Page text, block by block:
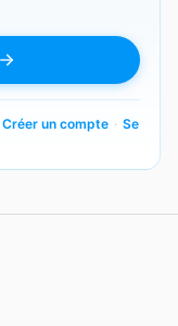
Créer un compte · Se